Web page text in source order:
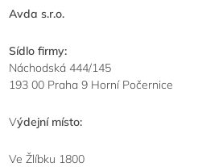
Avda s.r.o.
Sídlo firmy:
Náchodská 444/145
193 00 Praha 9 Horní Počernice
Výdejní místo:
Ve Žlíbku 1800